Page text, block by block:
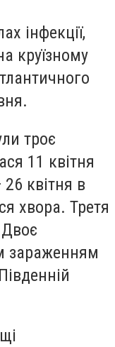
інфекції,
круїзному
троє
11 квітня
квітня в
хвора. Третя
зараженням